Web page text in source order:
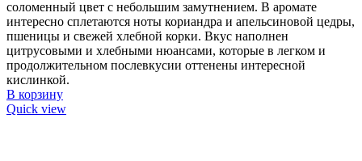
соломенный цвет с небольшим замутнением. В аромате
интересно сплетаются ноты кориандра и апельсиновой цедры,
пшеницы и свежей хлебной корки. Вкус наполнен
цитрусовыми и хлебными нюансами, которые в легком и
продолжительном послевкусии оттенены интересной
кислинкой.
В корзину
Quick view